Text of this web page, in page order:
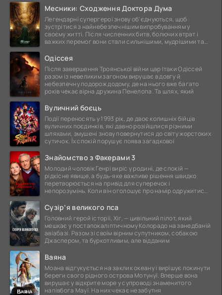
Месники: Сходження Доктора Дума
Легендарні супергерої знову об'єднуються, щоб
зустрітися з найнебезпечнішим випробуванням у
своєму житті. Після численних битв, болючих втрат і
важких перемог вони стали сильнішими, мудрішими та
Одіссея
Після завершення Троянської війни цар Ітаки Одіссей
разом із невеликим загоном вирушає в довгу й
небезпечну подорож додому, де на нього вже багато
років чекає вірна дружина Пенелопа. Та шлях, який
Вуличний боєць
Події переносять у 1993 рік, де двоє колишніх бійців
вуличних поєдинків, які давно розійшлися різними
шляхами, змушені знову повернутися до світу жорстоких
сутичок. Їх спокій порушує поява загадкової
Знайомство з Факерами 3
Молодий чоловік Генрі виріс у родині, де спокій —
рідкісне явище, а будь-яке важливе рішення швидко
перетворюється на привід для суперечок і
непорозумінь. Коли він оголошує про намір одружитися,
Сузір’я великого пса
Головний герой історії, Хіг, — цивільний пілот, який
мешкає у постапокаліптичному Колорадо на занедбаній
авіабазі. Разом зі своїм вірним супутником, собакою
Джаспером, та буркотливим, але відданим
Ваяна
Моана відгукується на заклик океану і вирішує покинути
береги свого рідного острова Мотунуї. Вперше вона
вирушає у відкрите море у супроводі знаменитого
напівбога Мауї. На них чекає незабутня